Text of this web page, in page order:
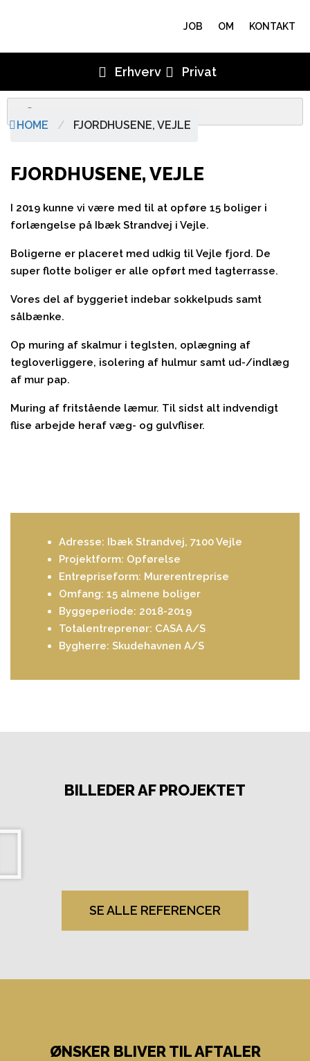
JOB OM KONTAKT
Erhverv Privat
HOME / FJORDHUSENE, VEJLE
FJORDHUSENE, VEJLE
I 2019 kunne vi være med til at opføre 15 boliger i
forlængelse på Ibæk Strandvej i Vejle.
Boligerne er placeret med udkig til Vejle fjord. De
super flotte boliger er alle opført med tagterrasse.
Vores del af byggeriet indebar sokkelpuds samt
sålbænke.
Op muring af skalmur i teglsten, oplægning af
tegloverliggere, isolering af hulmur samt ud-/indlæg
af mur pap.
Muring af fritstående læmur. Til sidst alt indvendigt
flise arbejde heraf væg- og gulvfliser.
Adresse: Ibæk Strandvej, 7100 Vejle
Projektform: Opførelse
Entrepriseform: Murerentreprise
Omfang: 15 almene boliger
Byggeperiode: 2018-2019
Totalentreprenør: CASA A/S
Bygherre: Skudehavnen A/S
BILLEDER AF PROJEKTET
SE ALLE REFERENCER
ØNSKER BLIVER TIL AFTALER